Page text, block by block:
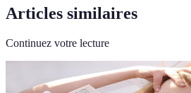
Articles similaires
Continuez votre lecture